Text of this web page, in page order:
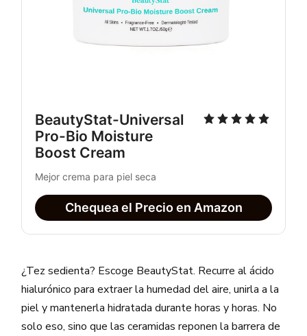
BeautyStat-Universal
Pro-Bio Moisture
Boost Cream
Mejor crema para piel seca
Chequea el Precio en Amazon
¿Tez sedienta? Escoge BeautyStat. Recurre al ácido
hialurónico para extraer la humedad del aire, unirla a la
piel y mantenerla hidratada durante horas y horas. No
solo eso, sino que las ceramidas reponen la barrera de